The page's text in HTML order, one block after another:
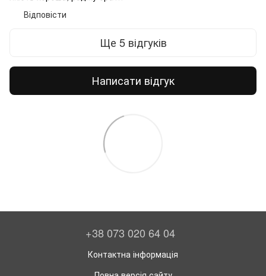
Відповісти
Ще 5 відгуків
Написати відгук
+38 073 020 64 04
Контактна інформація